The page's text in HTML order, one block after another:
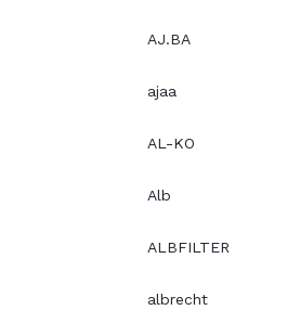
AJ.BA
ajaa
AL-KO
Alb
ALBFILTER
albrecht